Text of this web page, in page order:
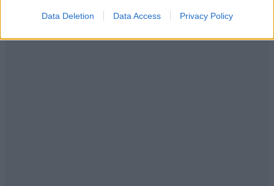
Data Deletion Data Access Privacy Policy
Ο Παυλακας θα μπορούσε να απαντήσει με ίδιο τόνο